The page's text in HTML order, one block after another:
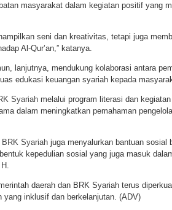
masyarakat dalam kegiatan positif yang
seni dan kreativitas, tetapi juga
Al-Qur’an,” katanya.
lanjutnya, mendukung kolaborasi antara
edukasi keuangan syariah kepada
Syariah melalui program literasi dan
dalam meningkatkan pemahaman
BRK Syariah juga menyalurkan bantuan sosial
kepedulian sosial yang juga masuk
daerah dan BRK Syariah terus
yang inklusif dan berkelanjutan. (ADV)